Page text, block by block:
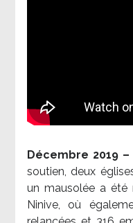
Décembre 2019 –
soutien, deux
un mausolée a été
Ninive, où